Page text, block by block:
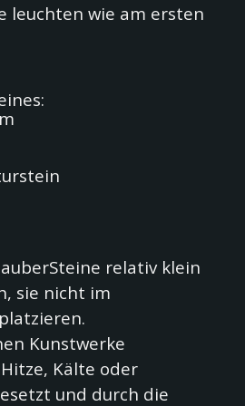
leuchten wie am ersten
relativ klein
sie nicht im
Kunstwerke
Kälte oder
und durch die